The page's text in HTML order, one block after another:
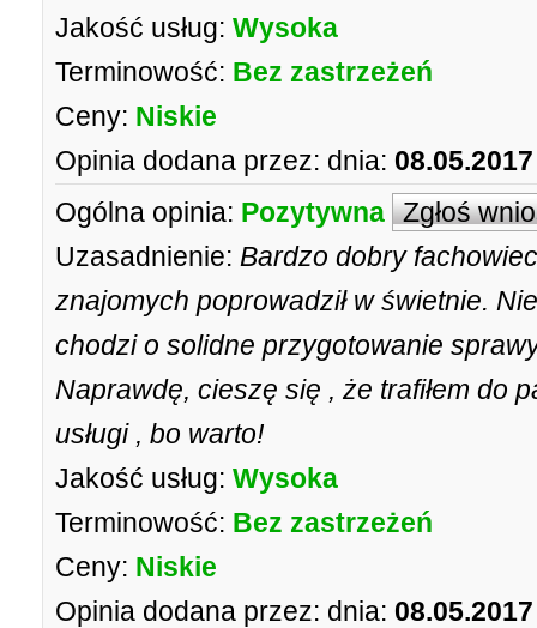
Jakość usług: Wysoka
Terminowość: Bez zastrzeżeń
Ceny: Niskie
Opinia dodana przez: dnia:
Ogólna opinia: Pozytywna Zgłoś
Uzasadnienie: Bardzo dobry
znajomych poprowadził w świetnie.
chodzi o solidne przygotowanie
Naprawdę, cieszę się , że trafiłem do
usługi , bo warto!
Jakość usług: Wysoka
Terminowość: Bez zastrzeżeń
Ceny: Niskie
Opinia dodana przez: dnia: